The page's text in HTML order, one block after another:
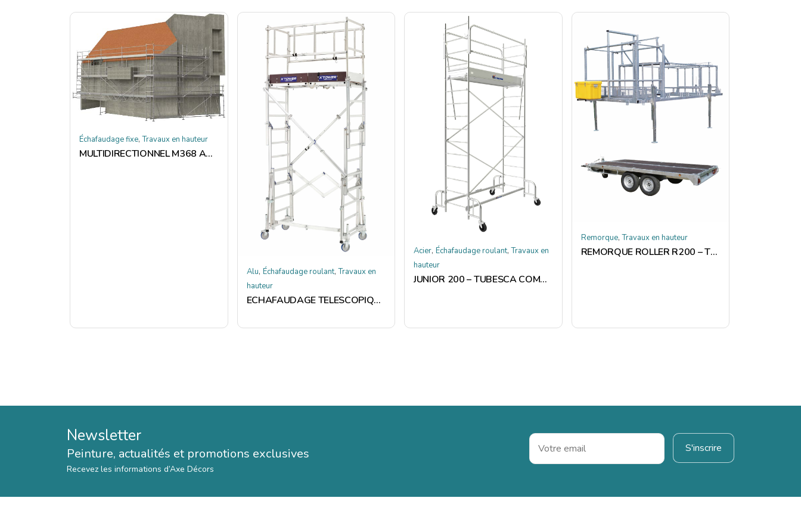
Échafaudage fixe,Travaux en hauteur
MULTIDIRECTIONNEL M368 ACIER – TUBESCA COMABI
Alu, Échafaudage roulant,Travaux en
hauteur
ECHAFAUDAGE TELESCOPIQUE X-TOWER 5 M- TUBESCA COMABI
Acier, Échafaudage roulant,Travaux en
hauteur
JUNIOR 200 – TUBESCA COMABI
Remorque,Travaux en hauteur
REMORQUE ROLLER R200 – TUBESCA COMABI
Newsletter
Peinture, actualités et promotions exclusives
Recevez les informations d’Axe Décors